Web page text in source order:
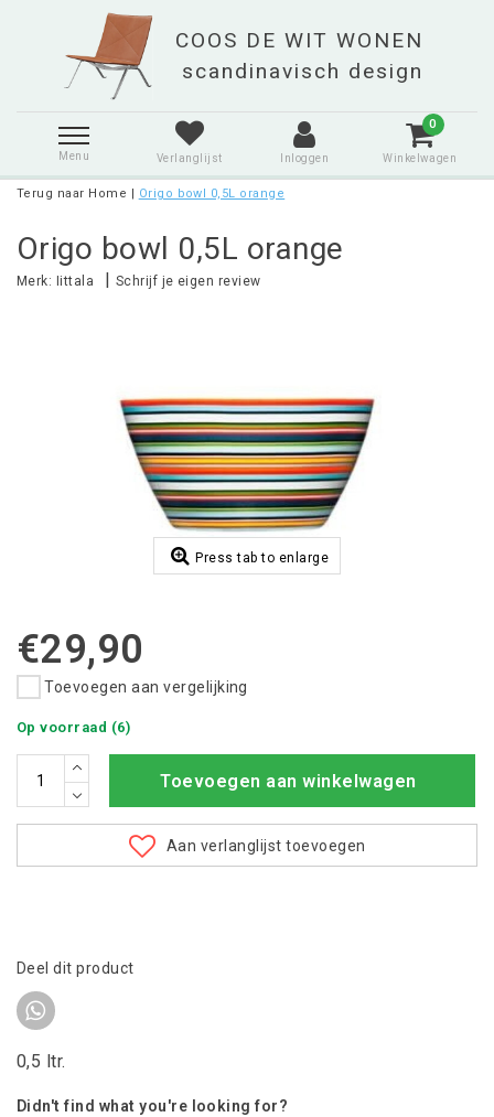
Menu Verlanglijst Inloggen
0
Winkelwagen
Terug naar Home | Origo bowl 0,5L orange
Origo bowl 0,5L orange
Merk: Iittala | Schrijf je eigen review
Press tab to enlarge
€29,90
Toevoegen aan vergelijking
Op voorraad (6)
Toevoegen aan winkelwagen
Aan verlanglijst toevoegen
Deel dit product
0,5 ltr.
Didn't find what you're looking for?